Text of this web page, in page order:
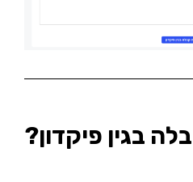
בגין פיקדון?